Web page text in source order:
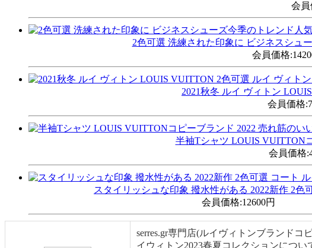
会員
2色可選 洗練された印象に ビジネスシュ
会員価格:
2021秋冬 ルイ ヴィトン
会員価格:
半袖Tシャツ LOUIS VUITTON
会員価格:
スタイリッシュな印象 撥水性がある 2022新作 2色
会員価格:12600円
serres.gr専門店(ルイヴィトンブランド
イウィトン2023春夏コレクションにつ